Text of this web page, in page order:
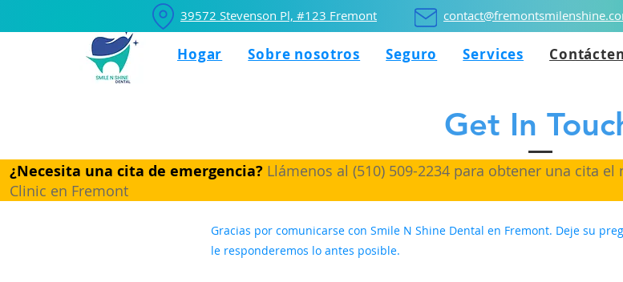
39572 Stevenson Pl, #123 Fremont
Hogar Sobre nosotros Seguro Services
Get In
¿Necesita una cita de emergencia? Llámenos al (510) 509-2234 para obtener una cita
Clinic en Fremont
Gracias por comunicarse con Smile N Shine Dental en Fremont. Deje su
le responderemos lo antes posible.